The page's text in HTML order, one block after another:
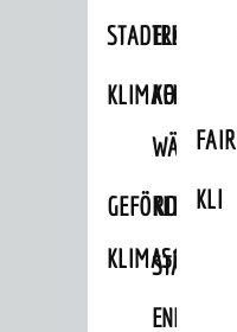
STADTRADELN
KLIMAFIT
GEFÖRDERTE